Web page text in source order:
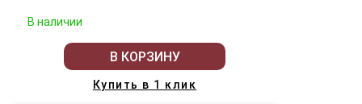
В наличии
В КОРЗИНУ
Купить в 1 клик